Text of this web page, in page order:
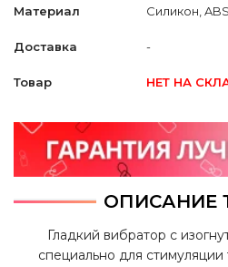
Материал Силикон, ABS
Доставка -
Товар НЕТ НА
ОПИСАНИЕ
Гладкий вибратор с
специально для стимуляции